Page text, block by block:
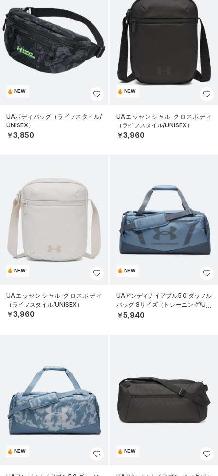
NEW
UAボディバッグ（ライフスタイル/
UNISEX）
￥3,850
NEW
UAエッセンシャル クロスボディ
（ライフスタイル/UNISEX）
￥3,960
NEW
UAエッセンシャル クロスボディ
（ライフスタイル/UNISEX）
￥3,960
NEW
UAアンディナイアブル5.0 ダッフル
バッグ Sサイズ（トレーニング/UNI
SEX）
￥5,940
NEW NEW